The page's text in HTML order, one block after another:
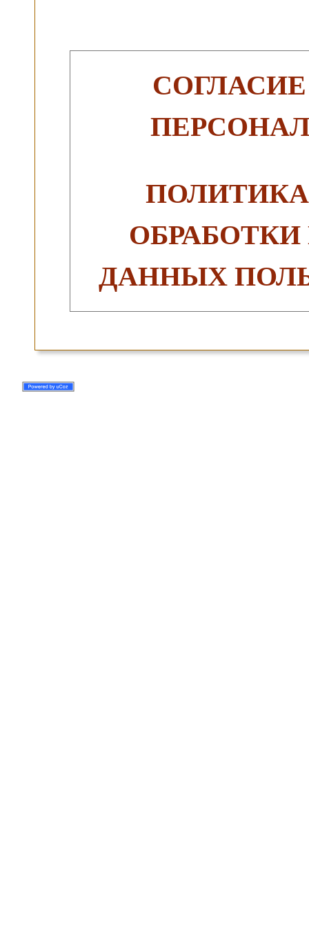
ДАННЫХ